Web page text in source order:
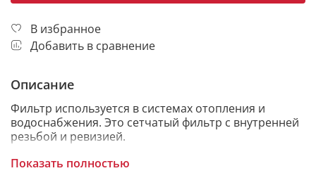
В избранное
Добавить в сравнение
Описание
Фильтр используется в системах отопления и
водоснабжения. Это сетчатый фильтр с внутренней
резьбой и ревизией.
Показать полностью